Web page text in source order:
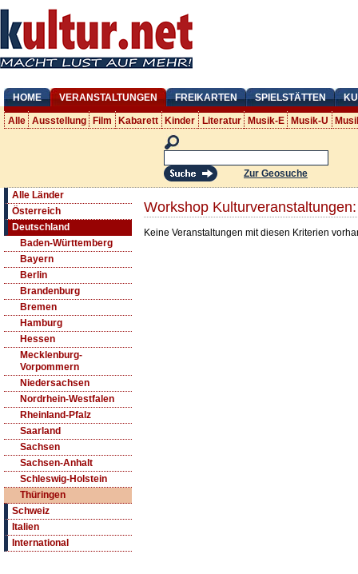
HOME VERANSTALTUNGEN FREIKARTEN SPIELSTÄTTEN
Alle Ausstellung Film Kabarett Kinder Literatur Musik-E Musik-U
Zur Geosuche
Alle Länder
Österreich
Deutschland
Baden-Württemberg
Bayern
Berlin
Brandenburg
Bremen
Hamburg
Hessen
Mecklenburg-
Vorpommern
Niedersachsen
Nordrhein-Westfalen
Rheinland-Pfalz
Saarland
Sachsen
Sachsen-Anhalt
Schleswig-Holstein
Thüringen
Schweiz
Italien
International
Workshop
Keine Veranstaltungen mit diesen Kriterien